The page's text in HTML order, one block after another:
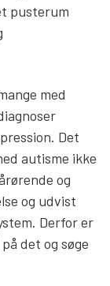
pusterum
med
Det
autisme ikke
og
og udvist
Derfor er
det og søge